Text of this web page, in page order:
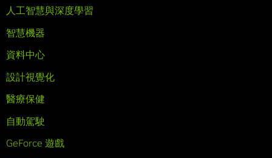
人工智慧與深度學習
智慧機器
資料中心
設計視覺化
醫療保健
自動駕駛
GeForce 遊戲